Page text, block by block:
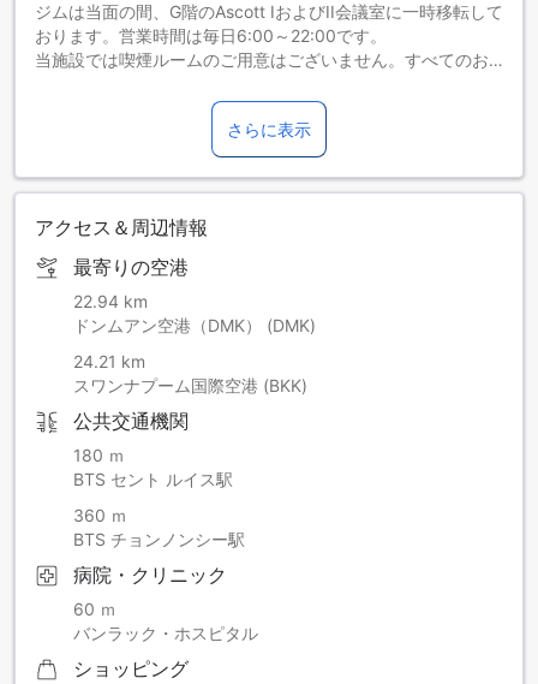
ジムは当面の間、G階のAscott IおよびII会議室に一時移転して
おります。営業時間は毎日6:00～22:00です。
当施設では喫煙ルームのご用意はございません。すべてのお
さらに表示
アクセス＆周辺情報
最寄りの空港
22.94 km
ドンムアン空港（DMK） (DMK)
24.21 km
スワンナプーム国際空港 (BKK)
公共交通機関
180 ｍ
BTS セント ルイス駅
360 ｍ
BTS チョンノンシー駅
病院・クリニック
60 ｍ
バンラック・ホスピタル
ショッピング